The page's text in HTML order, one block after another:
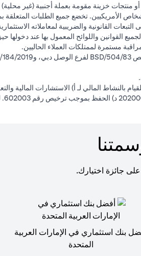
منتجات خزينة مقومة بعملة أجنبية (غير
الأمريكيين. تخضع جميع الطلبات
القانونية والضريبية لمعاملاته
القوانين واللوائح المعمول بها عند
مستمرة لممتلكات العملاء الحاليين.
جائزة اختيارك.
بنك استثماري في الإمارات العربية
المتحدة